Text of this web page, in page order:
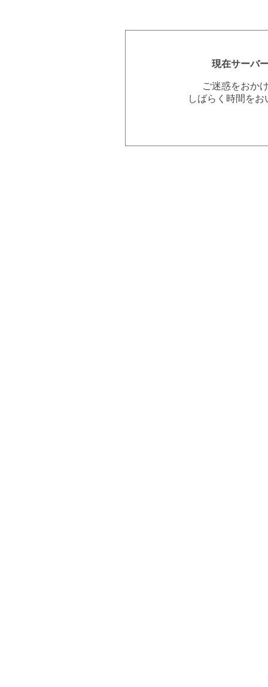
現在サーバ
ご迷惑をおか
しばらく時間を